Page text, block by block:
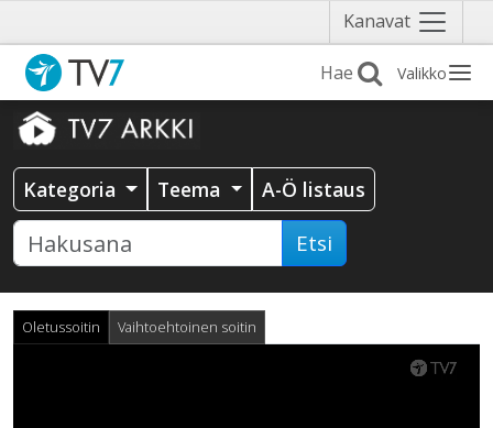
Kanavat Näytä
valikko
Valikko
Kategoria Teema A-Ö listaus
Etsi
Oletussoitin Vaihtoehtoinen soitin